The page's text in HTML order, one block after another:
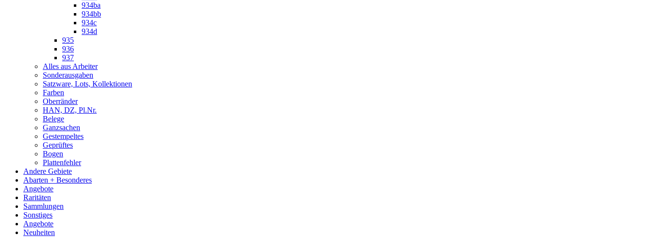
934ba
934bb
934c
934d
935
936
937
Alles aus Arbeiter
Sonderausgaben
Satzware, Lots, Kollektionen
Farben
Oberränder
HAN, DZ, Pl.Nr.
Belege
Ganzsachen
Gestempeltes
Geprüftes
Bogen
Plattenfehler
Andere Gebiete
Abarten + Besonderes
Angebote
Raritäten
Sammlungen
Sonstiges
Angebote
Neuheiten